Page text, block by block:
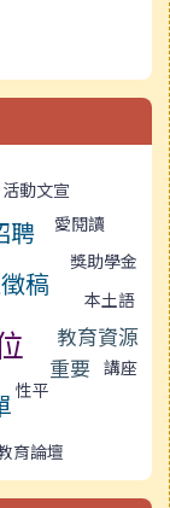
活動文宣
聘 愛閱讀
獎助學金
稿 本土語
教育資源
重要 講座
性平
育論壇